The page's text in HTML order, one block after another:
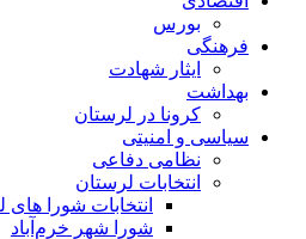
بورس
فرهنگی
ایثار شهادت
بهداشت
کرونا در لرستان
سیاسی و امنیتی
نظامی دفاعی
انتخابات لرستان
انتخابات شورا های
شورا شهر خرم‌آباد